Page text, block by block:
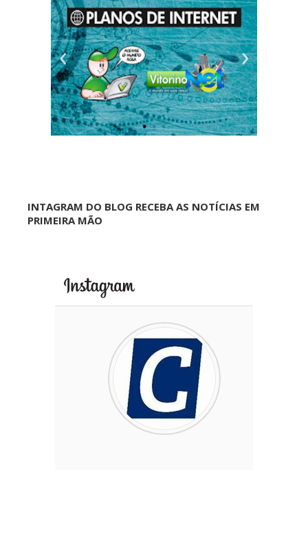
INTAGRAM DO BLOG RECEBA AS NOTÍCIAS EM
PRIMEIRA MÃO